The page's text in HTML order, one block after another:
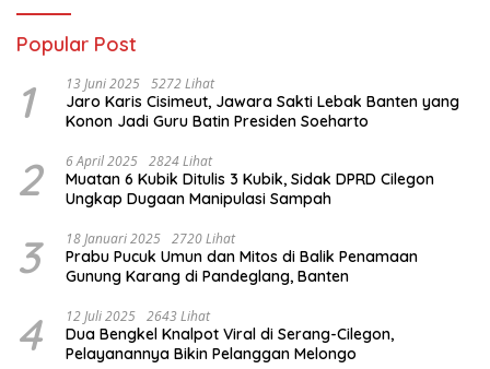
Popular Post
1 13 Juni 2025 5272 Lihat
Jaro Karis Cisimeut, Jawara Sakti Lebak Banten yang
Konon Jadi Guru Batin Presiden Soeharto
2 6 April 2025 2824 Lihat
Muatan 6 Kubik Ditulis 3 Kubik, Sidak DPRD Cilegon
Ungkap Dugaan Manipulasi Sampah
3 18 Januari 2025 2720 Lihat
Prabu Pucuk Umun dan Mitos di Balik Penamaan
Gunung Karang di Pandeglang, Banten
4 12 Juli 2025 2643 Lihat
Dua Bengkel Knalpot Viral di Serang-Cilegon,
Pelayanannya Bikin Pelanggan Melongo